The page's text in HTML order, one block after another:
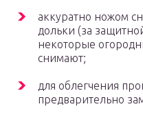
аккуратно ножом
дольки (за
некоторые
снимают;
для облегчения
предварительно